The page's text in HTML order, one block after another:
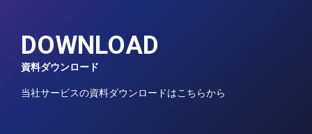
DOWNLOAD
資料ダウンロード
当社サービスの資料ダウンロードはこちらから